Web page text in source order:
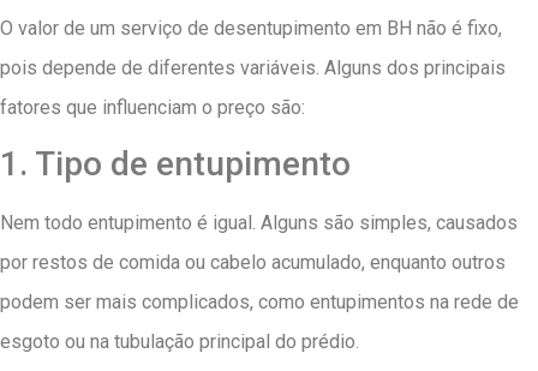
O valor de um serviço de desentupimento em BH não é fixo,
pois depende de diferentes variáveis. Alguns dos principais
fatores que influenciam o preço são:
1. Tipo de entupimento
Nem todo entupimento é igual. Alguns são simples, causados
por restos de comida ou cabelo acumulado, enquanto outros
podem ser mais complicados, como entupimentos na rede de
esgoto ou na tubulação principal do prédio.